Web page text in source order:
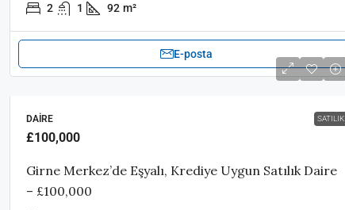
2 1 92 m²
E-posta
SATILIK
DAIRE
£100,000
Girne Merkez’de Eşyalı, Krediye Uygun Satılık Daire
– £100,000